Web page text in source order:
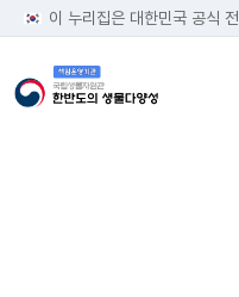
이 누리집은 대한민국 공식